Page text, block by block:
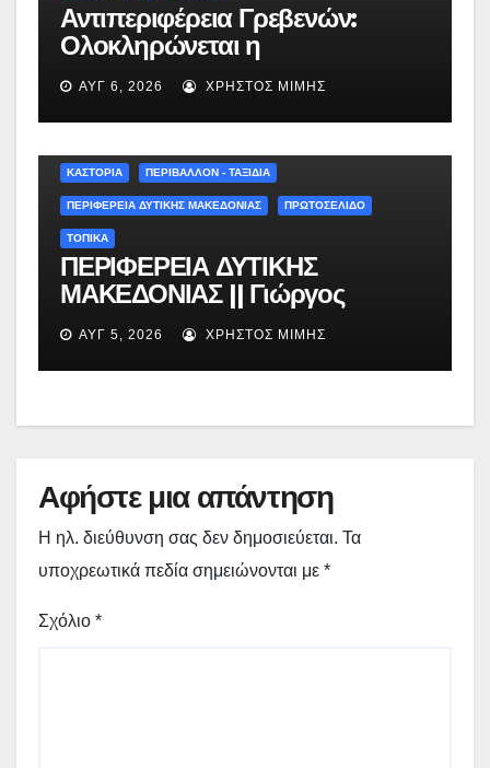
Αντιπεριφέρεια Γρεβενών:
Ολοκληρώνεται η
ασφαλτόστρωση της οδού
Περιβόλι – Αβδέλλα
ΑΥΓ 6, 2026 ΧΡΉΣΤΟΣ ΜΊΜΗΣ
ΚΑΣΤΟΡΙΑ ΠΕΡΙΒΑΛΛΟΝ - ΤΑΞΙΔΙΑ
ΠΕΡΙΦΕΡΕΙΑ ΔΥΤΙΚΗΣ ΜΑΚΕΔΟΝΙΑΣ ΠΡΩΤΟΣΕΛΙΔΟ
ΤΟΠΙΚΑ
ΠΕΡΙΦΕΡΕΙΑ ΔΥΤΙΚΗΣ
ΜΑΚΕΔΟΝΙΑΣ || Γιώργος
Αμανατίδης για Φράγμα
Νεστορίου: «Η δέσμευσή μας
γίνεται πράξη με εξασφαλισμένη
ΑΥΓ 5, 2026 ΧΡΉΣΤΟΣ ΜΊΜΗΣ
Αφήστε μια απάντηση
Η ηλ. διεύθυνση σας δεν δημοσιεύεται. Τα
υποχρεωτικά πεδία σημειώνονται με *
Σχόλιο *